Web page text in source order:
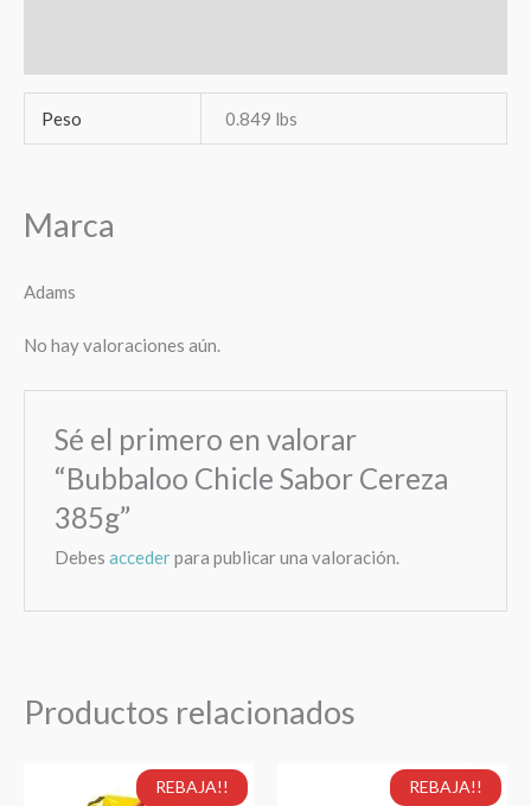
Peso 0.849 lbs
Marca
Adams
No hay valoraciones aún.
Sé el primero en valorar
“Bubbaloo Chicle Sabor Cereza
385g”
Debesaccederpara publicar una valoración.
Productos relacionados
REBAJA!!
El
precio
El
precio
REBAJA!!
El
precio
El
precio